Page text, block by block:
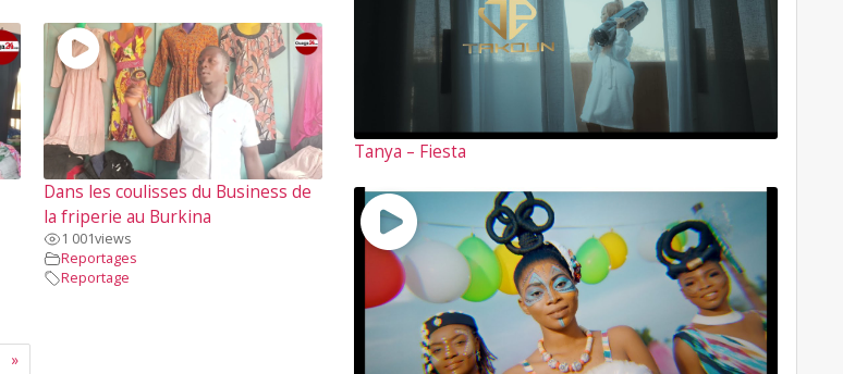
Dans les coulisses du Business de
la friperie au Burkina
1 001views
Reportages
Reportage
»
Tanya – Fiesta